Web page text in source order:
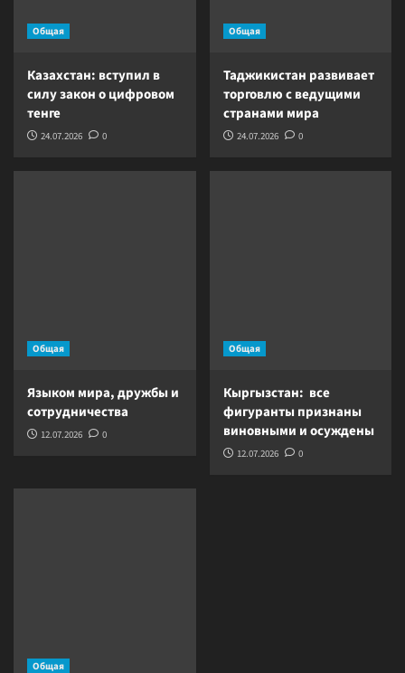
Общая
Казахстан: вступил в
силу закон о цифровом
тенге
24.07.2026 0
Общая
Таджикистан развивает
торговлю с ведущими
странами мира
24.07.2026 0
Общая
Языком мира, дружбы и
сотрудничества
12.07.2026 0
Общая
Кыргызстан: все
фигуранты признаны
виновными и осуждены
12.07.2026 0
Общая